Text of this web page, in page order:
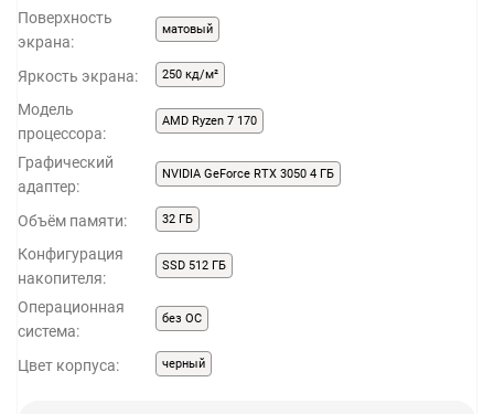
Поверхность
экрана:
матовый
Яркость экрана: 250 кд/м²
Модель
процессора:
AMD Ryzen 7 170
Графический
адаптер:
NVIDIA GeForce RTX 3050 4 ГБ
Объём памяти: 32 ГБ
Конфигурация
накопителя:
SSD 512 ГБ
Операционная
система:
без ОС
Цвет корпуса: черный